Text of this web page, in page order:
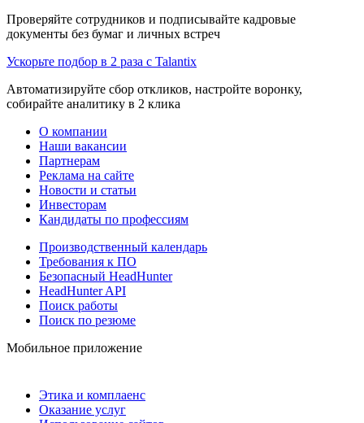
Проверяйте сотрудников и подписывайте кадровые
документы без бумаг и личных встреч
Ускорьте подбор в 2 раза с Talantix
Автоматизируйте сбор откликов, настройте воронку,
собирайте аналитику в 2 клика
О компании
Наши вакансии
Партнерам
Реклама на сайте
Новости и статьи
Инвесторам
Кандидаты по профессиям
Производственный календарь
Требования к ПО
Безопасный HeadHunter
HeadHunter API
Поиск работы
Поиск по резюме
Мобильное приложение
Этика и комплаенс
Оказание услуг